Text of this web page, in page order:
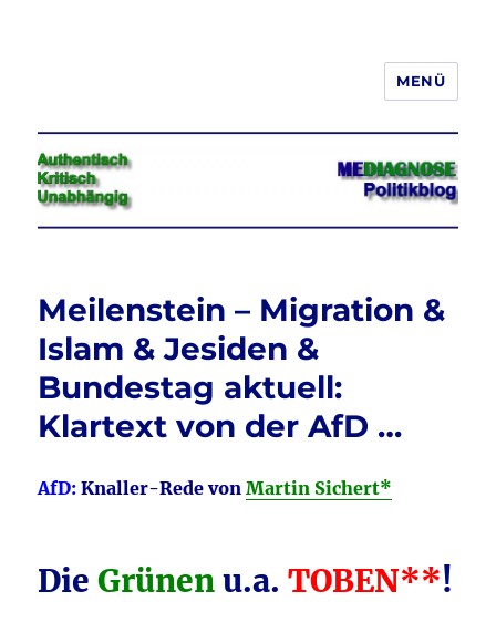
Jeder hat das Recht, seine
Meinung in Wort, Schrift und Bild
frei zu äußern und zu verbreiten
MENÜ
Meilenstein – Migration &
Islam & Jesiden &
Bundestag aktuell:
Klartext von der AfD …
AfD:Knaller-Rede von Martin Sichert*
DieGrünenu.a.TOBEN**!